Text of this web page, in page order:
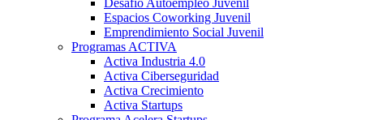
Espacios Coworking Juvenil
Emprendimiento Social Juvenil
Programas ACTIVA
Activa Industria 4.0
Activa Ciberseguridad
Activa Crecimiento
Activa Startups